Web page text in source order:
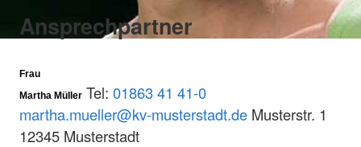
Ansprechpartner
Frau
Martha Müller Tel: 01863 41 41-0
martha.mueller@kv-musterstadt.de Musterstr. 1
12345 Musterstadt